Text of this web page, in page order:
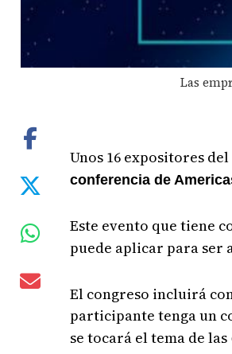
Las
Unos 16 expositores
conferencia de
Este evento que tiene
puede aplicar para ser
El congreso incluirá
participante tenga un
se tocará el tema de las